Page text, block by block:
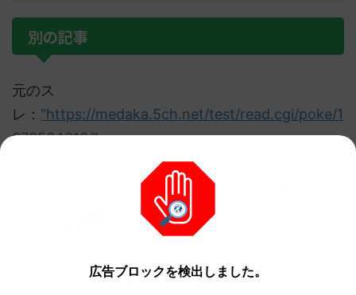
別の記事
元のス
レ： "https://medaka.5ch.net/test/read.cgi/poke/1
672564210/"
モンSV】パルデア地方では結局ナ
ンジャモが可愛いんだよな。 ナン
かりで草生えた でも実際ナンジャ
広告ブロックを検出しました。